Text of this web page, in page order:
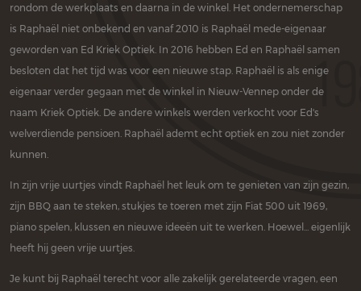
rondom de werkplaats en daarna in de winkel. Het ondernemerschap
is Raphaël niet onbekend en vanaf 2010 is Raphaël mede-eigenaar
geworden van Ed Kriek Optiek. In 2016 hebben Ed en Raphaël samen
besloten dat het tijd was voor een nieuwe stap. Raphaël is als enige
eigenaar verder gegaan met de winkel in Nieuw-Vennep onder de
naam Kriek Optiek. De andere winkels werden verkocht voor Ed's
welverdiende pensioen. Raphaël ademt echt optiek en zou niet zonder
kunnen.
In zijn vrije uurtjes vindt Raphaël het leuk om te genieten van zijn gezin,
zijn BBQ aan te steken, stukjes te toeren met zijn Fiat 500 uit 1969,
piano spelen, klussen en nieuwe ideeën uit te werken. Hoewel... eigenlijk
heeft hij geen vrije uurtjes.
Je kunt bij Raphaël terecht voor alle zakelijk gerelateerde vragen, een